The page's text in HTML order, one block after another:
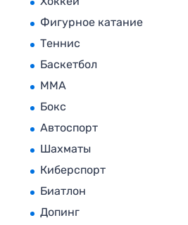
Фигурное катание
Теннис
Баскетбол
MMA
Бокс
Автоспорт
Шахматы
Киберспорт
Биатлон
Допинг